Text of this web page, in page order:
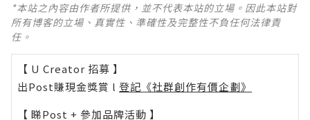
*本站之內容由作者所提供，並不代表本站的立場。因此本站對
所有博客的立場、真實性、準確性及完整性不負任何法律責
任。
【 U Creator 招募 】
出Post賺現金獎賞 l 登記《社群創作有價企劃》
【 睇Post + 參加品牌活動 】